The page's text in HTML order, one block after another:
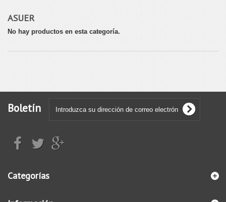
ASUER
No hay productos en esta categoría.
Boletín
Categorías